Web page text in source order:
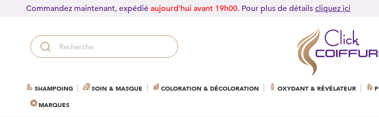
Commandez maintenant, expédié aujourd'hui avant 19h00. Pour plus de détails cliquez ici
SHAMPOING SOIN & MASQUE COLORATION & DÉCOLORATION OXYDANT & RÉVÉLATEUR
MARQUES